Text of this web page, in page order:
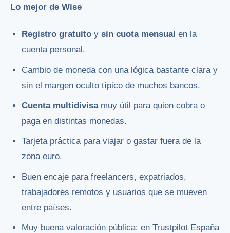
Lo mejor de Wise
Registro gratuito ysin cuota mensual en la
cuenta personal.
Cambio de moneda con una lógica bastante clara y
sin el margen oculto típico de muchos bancos.
Cuenta multidivisamuy útil para quien cobra o
paga en distintas monedas.
Tarjeta práctica para viajar o gastar fuera de la
zona euro.
Buen encaje para freelancers, expatriados,
trabajadores remotos y usuarios que se mueven
entre países.
Muy buena valoración pública: en Trustpilot España